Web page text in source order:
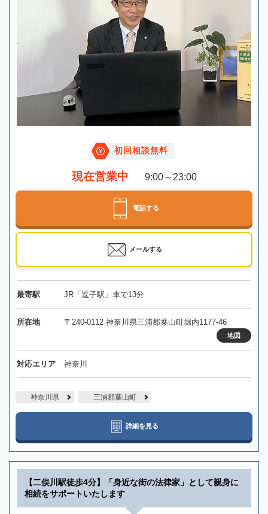
初回相談無料
現在営業中 9:00～23:00
電話する
メールする
最寄駅 JR「逗子駅」車で13分
所在地 〒240-0112 神奈川県三浦郡葉山町堀内1177-46
地図
対応エリア 神奈川
神奈川県 三浦郡葉山町
詳細を見る
【二俣川駅徒歩4分】「身近な街の法律家」として親身に
相続をサポートいたします